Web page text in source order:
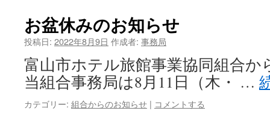
お盆休みのお知らせ
投稿日: 2022年8月9日 作成者: 事務局
富山市ホテル旅館事業協同組合
当組合事務局は8月11日（木・ …
カテゴリー: 組合からのお知らせ | コメントする